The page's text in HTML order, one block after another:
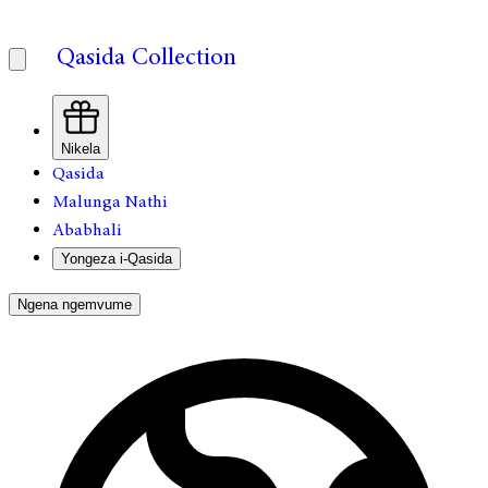
Qasida Collection
Nikela
Qasida
Malunga Nathi
Ababhali
Yongeza i-Qasida
Ngena ngemvume